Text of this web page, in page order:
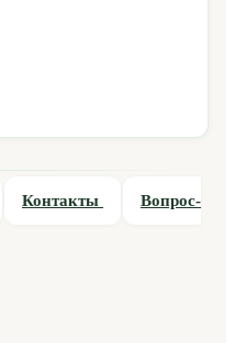
Контакты
Вопрос-